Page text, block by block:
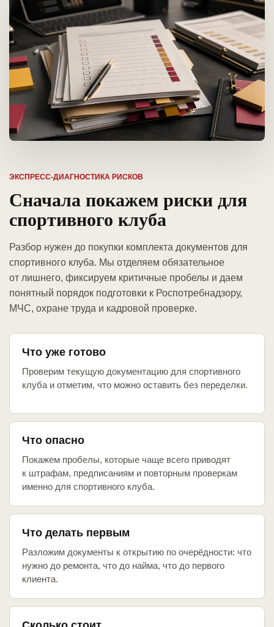
ЭКСПРЕСС-ДИАГНОСТИКА РИСКОВ
Сначала покажем риски для
спортивного клуба
Разбор нужен до покупки комплекта документов для
спортивного клуба. Мы отделяем обязательное
от лишнего, фиксируем критичные пробелы и даем
понятный порядок подготовки к Роспотребнадзору,
МЧС, охране труда и кадровой проверке.
Что уже готово
Проверим текущую документацию для спортивного
клуба и отметим, что можно оставить без переделки.
Что опасно
Покажем пробелы, которые чаще всего приводят
к штрафам, предписаниям и повторным проверкам
именно для спортивного клуба.
Что делать первым
Разложим документы к открытию по очерёдности: что
нужно до ремонта, что до найма, что до первого
клиента.